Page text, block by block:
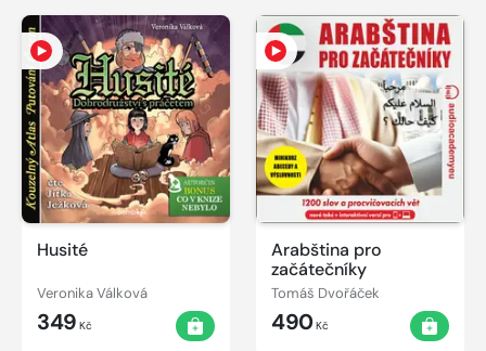
Husité
Veronika Válková
349 Kč
Arabština pro
začátečníky
Tomáš Dvořáček
490Kč